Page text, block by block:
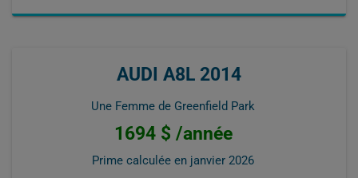
AUDI A8L 2014
Une Femme de Greenfield Park
1694 $ /année
Prime calculée en janvier 2026